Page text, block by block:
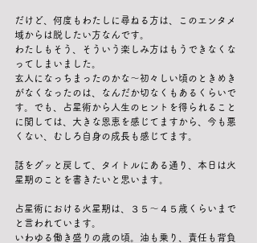
だけど、何度もわたしに尋ねる方は、このエンタメ
域からは脱したい方なんです。
わたしもそう、そういう楽しみ方はもうできなくな
ってしまいました。
玄人になっちまったのかな〜初々しい頃のときめき
がなくなったのは、なんだか切なくもあるくらいで
す。でも、占星術から人生のヒントを得られること
に関しては、大きな恩恵を感じてますから、今も悪
くない、むしろ自身の成長も感じてます。
話をグッと戻して、タイトルにある通り、本日は火
星期のことを書きたいと思います。
占星術における火星期は、３５〜４５歳くらいまで
と言われています。
いわゆる働き盛りの歳の頃。油も乗り、責任も背負